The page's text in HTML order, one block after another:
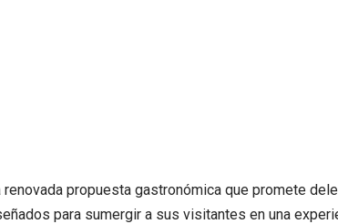
propuesta gastronómica que promete
para sumergir a sus visitantes en una